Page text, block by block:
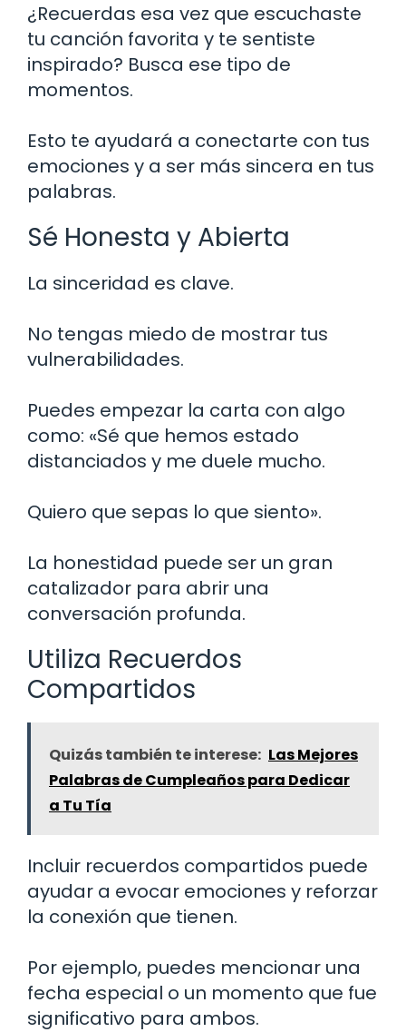
¿Recuerdas esa vez que escuchaste
tu canción favorita y te sentiste
inspirado? Busca ese tipo de
momentos.
Esto te ayudará a conectarte con tus
emociones y a ser más sincera en tus
palabras.
Sé Honesta y Abierta
La sinceridad es clave.
No tengas miedo de mostrar tus
vulnerabilidades.
Puedes empezar la carta con algo
como: «Sé que hemos estado
distanciados y me duele mucho.
Quiero que sepas lo que siento».
La honestidad puede ser un gran
catalizador para abrir una
conversación profunda.
Utiliza Recuerdos
Compartidos
Quizás también te interese: Las Mejores
Palabras de Cumpleaños para Dedicar
a Tu Tía
Incluir recuerdos compartidos puede
ayudar a evocar emociones y reforzar
la conexión que tienen.
Por ejemplo, puedes mencionar una
fecha especial o un momento que fue
significativo para ambos.